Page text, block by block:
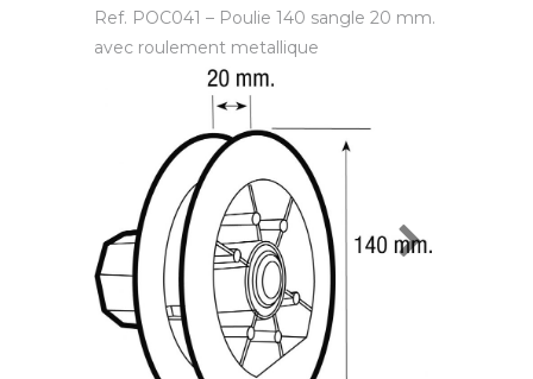
Ref. POC041 – Poulie 140 sangle 20 mm.
avec roulement metallique